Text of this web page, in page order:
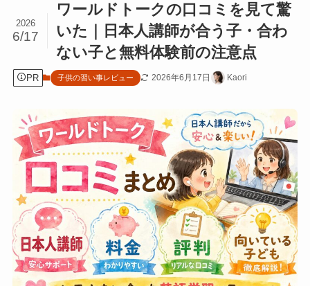
ワールドトークの口コミを見て驚
いた｜日本人講師が合う子・合わ
ない子と無料体験前の注意点
2026
6/17
PR 子供の習い事レビュー 2026年6月17日 Kaori